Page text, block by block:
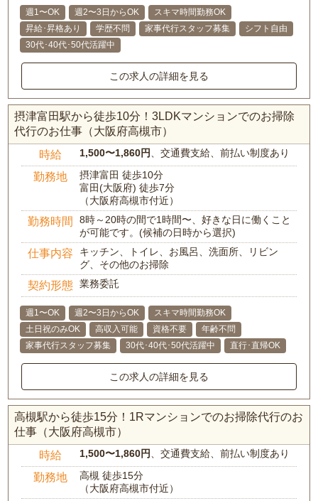
週1〜OK 週2〜3日からOK
スキマ時間勤務OK
昇給･昇格あり
学歴不問 家事代行スタッフ募集
シフト自由
30代･40代･50代活躍中
この求人の詳細を見る
摂津富田駅から徒歩10分！3LDKマンションでのお掃除
代行のお仕事（大阪府高槻市）
時給 1,500〜1,860円 、交通費支給、前払い制度あり
勤務地
摂津富田 徒歩10分
富田(大阪府) 徒歩7分
（大阪府高槻市付近）
勤務時間
8時～20時の間で1時間〜、好きな日に働くこと
が可能です。(候補の日時から選択)
仕事内容
キッチン、トイレ、お風呂、洗面所、リビン
グ、その他のお掃除
契約形態 業務委託
週1〜OK 週2〜3日からOK
スキマ時間勤務OK
土日祝のみOK
高収入可能 資格不要
年齢不問
家事代行スタッフ募集
30代･40代･50代活躍中 直行･直帰OK
この求人の詳細を見る
高槻駅から徒歩15分！1Rマンションでのお掃除代行のお
仕事（大阪府高槻市）
時給 1,500〜1,860円 、交通費支給、前払い制度あり
勤務地
高槻 徒歩15分
（大阪府高槻市付近）